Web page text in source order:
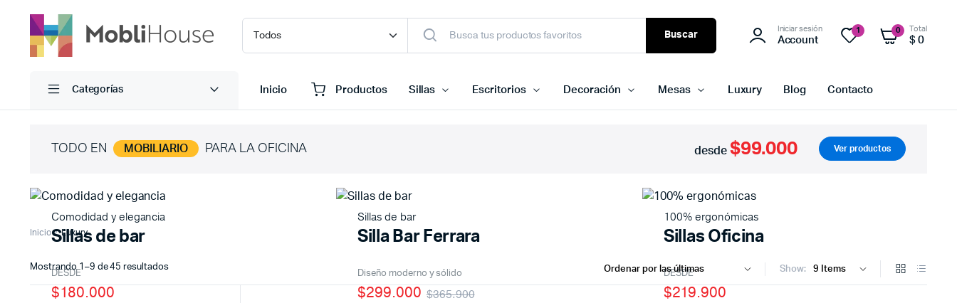
Buscar
Iniciar sesión
Account
1 0 Total
$ 0
Categorías Inicio Productos Sillas Escritorios Decoración Mesas Luxury Blog Contacto
TODO EN MOBILIARIO PARA LA OFICINA desde $99.000 Ver productos
Comodidad y elegancia
Sillas de bar
DESDE
$180.000
Sillas de bar
Silla Bar Ferrara
Diseño moderno y sólido
$365.900
$299.000
100% ergonómicas
Sillas Oficina
DESDE
$219.900
Inicio Luxury
Show:
Mostrando 1–9 de 45 resultadosSorted